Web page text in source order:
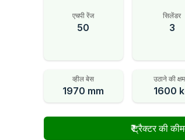
एचपी रेंज
50
सिलेंडर
3
व्हील बेस
1970 mm
उठाने की
1600
₹ट्रैक्टर की